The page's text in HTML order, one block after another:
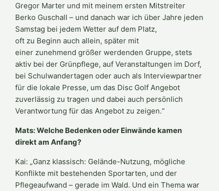
Gregor Marter und mit meinem ersten Mitstreiter
Berko Guschall – und danach war ich über Jahre jeden
Samstag bei jedem Wetter auf dem Platz,
oft zu Beginn auch allein, später mit
einer zunehmend größer werdenden Gruppe, stets
aktiv bei der Grünpflege, auf Veranstaltungen im Dorf,
bei Schulwandertagen oder auch als Interviewpartner
für die lokale Presse, um das Disc Golf Angebot
zuverlässig zu tragen und dabei auch persönlich
Verantwortung für das Angebot zu zeigen.“
Mats: Welche Bedenken oder Einwände kamen
direkt am Anfang?
Kai: „Ganz klassisch: Gelände-Nutzung, mögliche
Konflikte mit bestehenden Sportarten, und der
Pflegeaufwand – gerade im Wald. Und ein Thema war